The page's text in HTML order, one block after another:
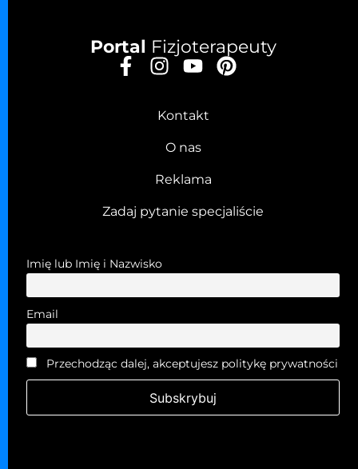
Portal Fizjoterapeuty
Kontakt
O nas
Reklama
Zadaj pytanie specjaliście
Imię lub Imię i Nazwisko
Email
Przechodząc dalej, akceptujesz politykę prywatności